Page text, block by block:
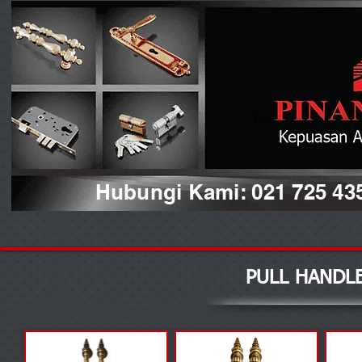
Hubungi Kami: 021 725
PULL